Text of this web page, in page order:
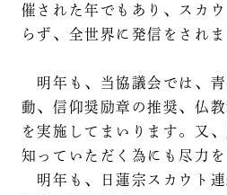
催された年でもあり、スカ
らず、全世界に発信をされま
明年も、当協議会では、青
動、信仰奨励章の推奨、仏
を実施してまいります。又
知っていただく為にも尽力を
明年も、日蓮宗スカウト連